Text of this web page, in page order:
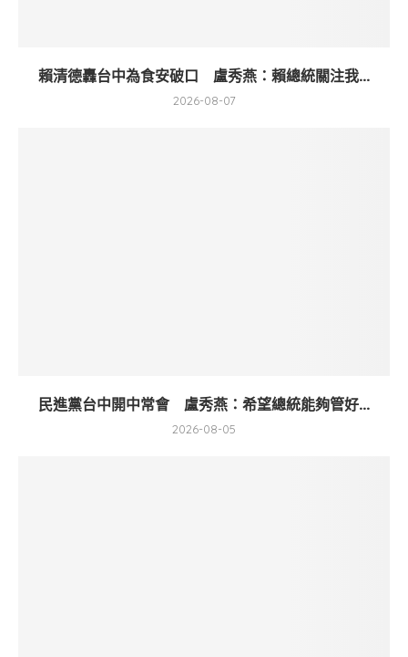
賴清德轟台中為食安破口 盧秀燕：賴總統關注我...
2026-08-07
民進黨台中開中常會 盧秀燕：希望總統能夠管好...
2026-08-05